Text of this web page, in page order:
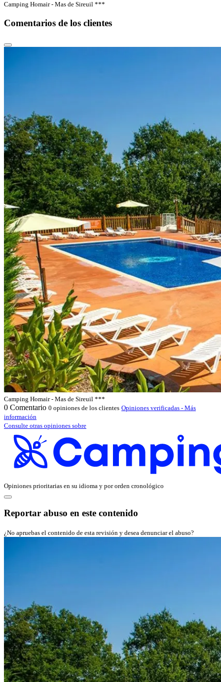
Camping Homair - Mas de Sireuil ***
Comentarios de los clientes
Camping Homair - Mas de Sireuil ***
0 Comentario 0 opiniones de los clientes Opiniones verificadas - Más
información
Consulte otras opiniones sobre
Opiniones prioritarias en su idioma y por orden cronológico
Reportar abuso en este contenido
¿No apruebas el contenido de esta revisión y desea denunciar el abuso?